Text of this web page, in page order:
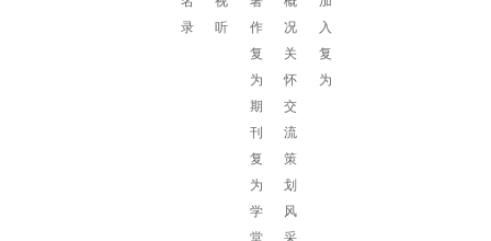
录
听
作
复
为
期
刊
复
为
学
堂
况
关
怀
交
流
策
划
风
采
入
复
为